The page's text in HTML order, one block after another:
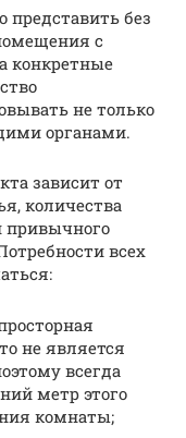
представить без
с
конкретные
не только
органами.
зависит от
количества
привычного
всех
не является
всегда
метр этого
комнаты;